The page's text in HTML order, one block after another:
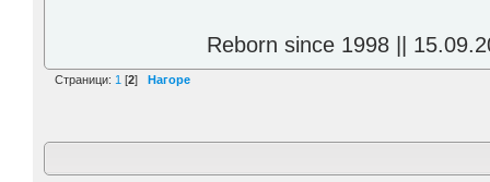
Reborn since 1998 ||
Страници: 1 [2] Нагоре